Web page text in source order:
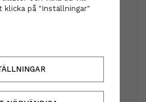
klicka på "Inställningar"